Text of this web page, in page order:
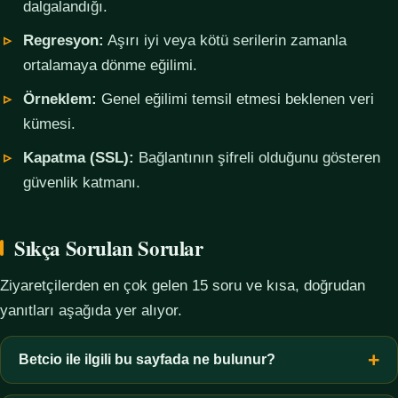
dalgalandığı.
Regresyon: Aşırı iyi veya kötü serilerin zamanla
ortalamaya dönme eğilimi.
Örneklem: Genel eğilimi temsil etmesi beklenen veri
kümesi.
Kapatma (SSL): Bağlantının şifreli olduğunu gösteren
güvenlik katmanı.
Sıkça Sorulan Sorular
Ziyaretçilerden en çok gelen 15 soru ve kısa, doğrudan
yanıtları aşağıda yer alıyor.
Betcio ile ilgili bu sayfada ne bulunur?
Bu sayfada yalnızca kavramsal bilgi, terim açıklamaları, veri